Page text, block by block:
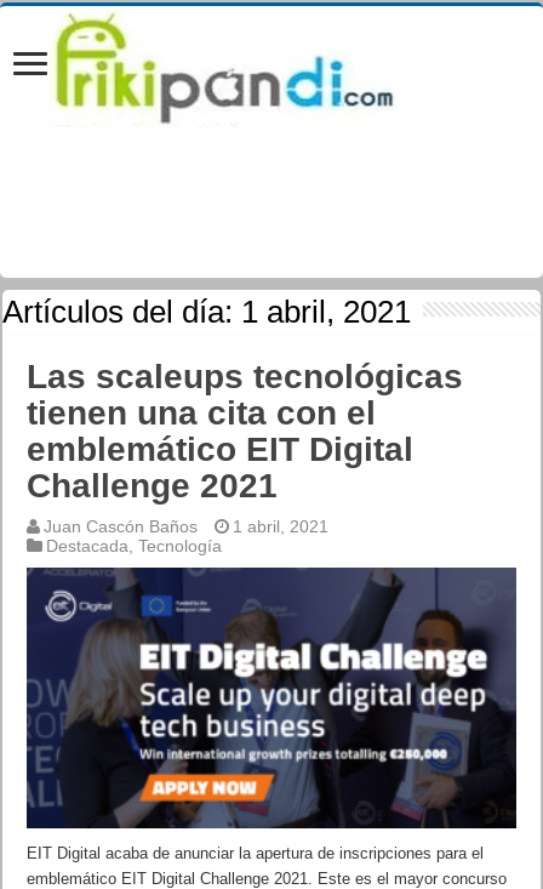
Artículos del día: 1 abril, 2021
Las scaleups tecnológicas
tienen una cita con el
emblemático EIT Digital
Challenge 2021
Juan Cascón Baños
1 abril, 2021
Destacada ,Tecnología
EIT Digital acaba de anunciar la apertura de inscripciones para el
emblemático EIT Digital Challenge 2021. Este es el mayor concurso